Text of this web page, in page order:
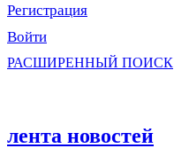
Регистрация
Войти
РАСШИРЕННЫЙ ПОИСК
лента новостей